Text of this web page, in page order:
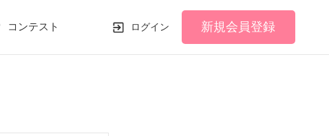
コンテスト ログイン 新規会員登録